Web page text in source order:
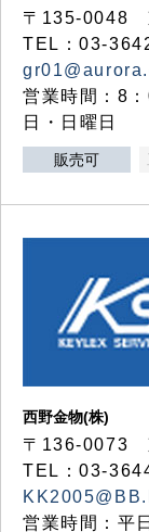
〒135-0048
TEL：03-
営業時間：8
日・日曜日
販売可
西野金物(株)
〒136-0073
TEL：
営業時間：平